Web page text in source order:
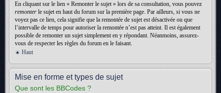
En cliquant sur le lien « Remonter le sujet » lors de sa consultation, vous pouvez
remonter le sujet en haut du forum sur la première page. Par ailleurs, si vous ne
voyez pas ce lien, cela signifie que la remontée de sujet est désactivée ou que
l’intervalle de temps pour autoriser la remontée n’est pas atteint. Il est également
possible de remonter un sujet simplement en y répondant. Néanmoins, assurez-
vous de respecter les règles du forum en le faisant.
Haut
Mise en forme et types de sujet
Que sont les BBCodes ?